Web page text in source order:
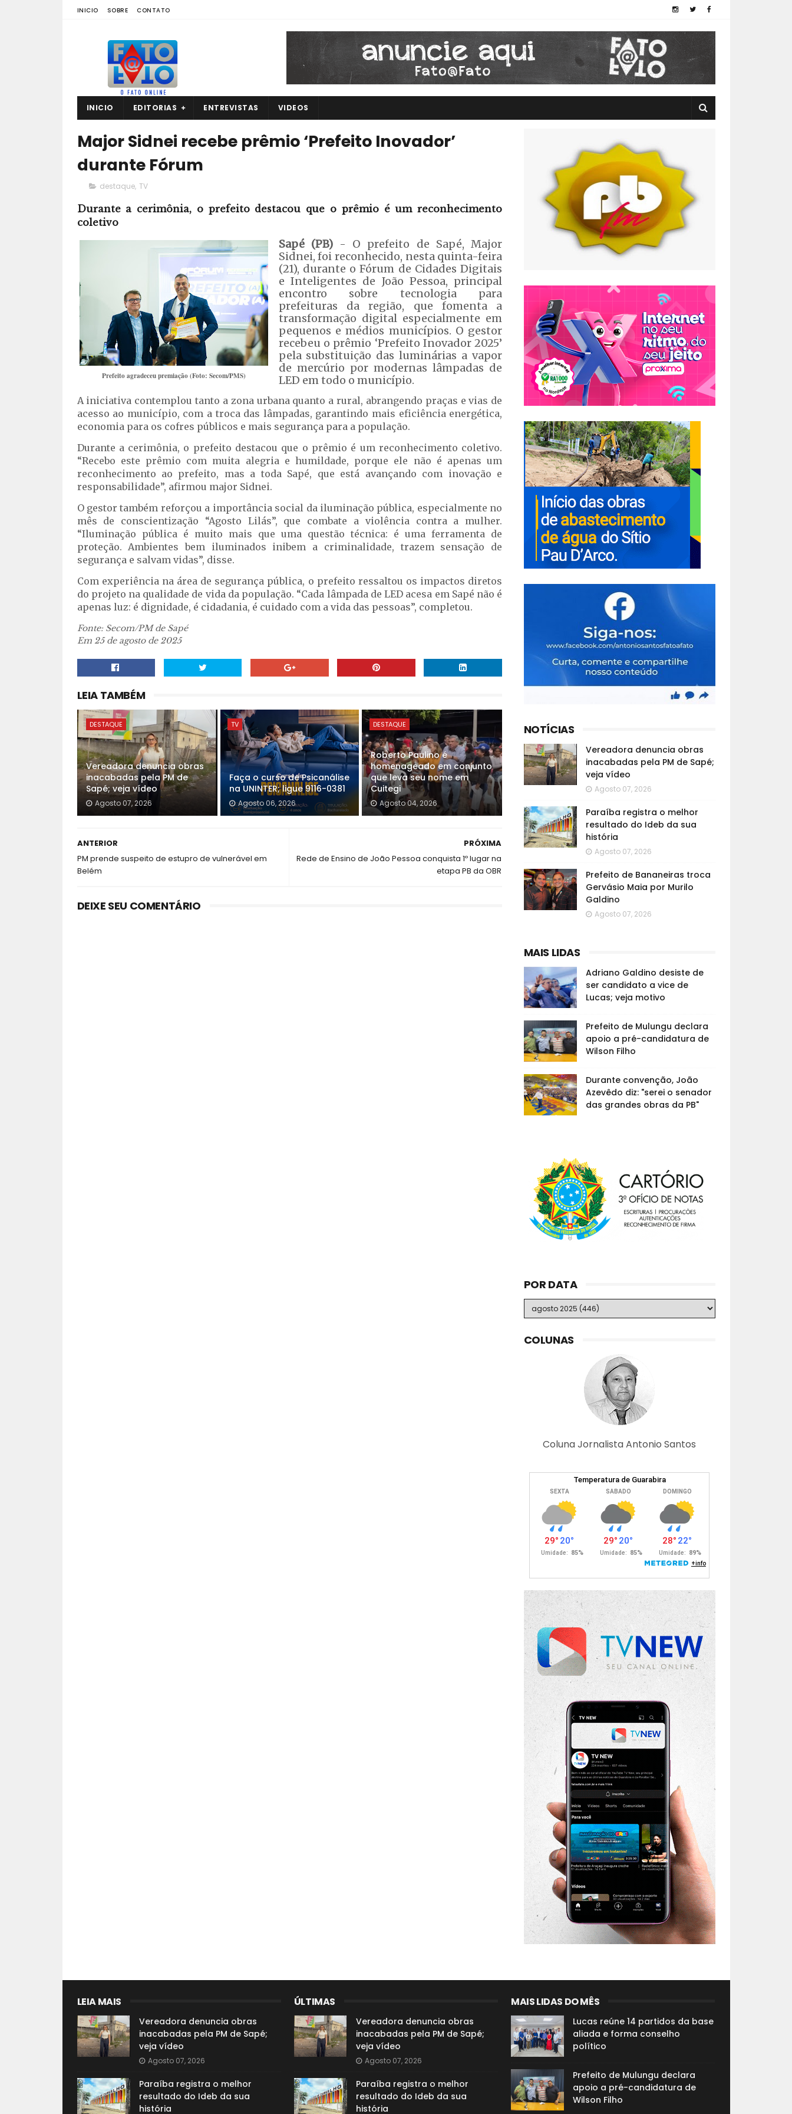
INICIO SOBRE CONTATO
INICIO EDITORIAS ENTREVISTAS VIDEOS
Major Sidnei recebe prêmio ‘Prefeito Inovador’
durante Fórum
destaque, TV
Durante a cerimônia, o prefeito destacou que o prêmio é um reconhecimento
coletivo
Prefeito agradeceu premiação (Foto: Secom/PMS)
Sapé (PB)- O prefeito de Sapé, Major
Sidnei, foi reconhecido, nesta quinta-feira
(21), durante o Fórum de Cidades Digitais
e Inteligentes de João Pessoa, principal
encontro sobre tecnologia para
prefeituras da região, que fomenta a
transformação digital especialmente em
pequenos e médios municípios. O gestor
recebeu o prêmio ‘Prefeito Inovador 2025’
pela substituição das luminárias a vapor
de mercúrio por modernas lâmpadas de
LED em todo o município.
A iniciativa contemplou tanto a zona urbana quanto a rural, abrangendo praças e vias de
acesso ao município, com a troca das lâmpadas, garantindo mais eficiência energética,
economia para os cofres públicos e mais segurança para a população.
Durante a cerimônia, o prefeito destacou que o prêmio é um reconhecimento coletivo.
“Recebo este prêmio com muita alegria e humildade, porque ele não é apenas um
reconhecimento ao prefeito, mas a toda Sapé, que está avançando com inovação e
responsabilidade”, afirmou major Sidnei.
O gestor também reforçou a importância social da iluminação pública, especialmente no
mês de conscientização “Agosto Lilás”, que combate a violência contra a mulher.
“Iluminação pública é muito mais que uma questão técnica: é uma ferramenta de
proteção. Ambientes bem iluminados inibem a criminalidade, trazem sensação de
segurança e salvam vidas”, disse.
Com experiência na área de segurança pública, o prefeito ressaltou os impactos diretos
do projeto na qualidade de vida da população. “Cada lâmpada de LED acesa em Sapé não é
apenas luz: é dignidade, é cidadania, é cuidado com a vida das pessoas”, completou.
Fonte: Secom/PM de Sapé
Em 25 de agosto de 2025
LEIA TAMBÉM
DESTAQUE
Vereadora denuncia obras
inacabadas pela PM de
Sapé; veja vídeo
Agosto 07, 2026
TV
Faça o curso de Psicanálise
na UNINTER; ligue 9116-0381
Agosto 06, 2026
DESTAQUE
Roberto Paulino é
homenageado em conjunto
que leva seu nome em
Cuitegi
Agosto 04, 2026
PRÓXIMA
Rede de Ensino de João Pessoa conquista 1º lugar na
etapa PB da OBR
ANTERIOR
PM prende suspeito de estupro de vulnerável em
Belém
DEIXE SEU COMENTÁRIO
NOTÍCIAS
Vereadora denuncia obras
inacabadas pela PM de Sapé;
veja vídeo
Agosto 07, 2026
Paraíba registra o melhor
resultado do Ideb da sua
história
Agosto 07, 2026
Prefeito de Bananeiras troca
Gervásio Maia por Murilo
Galdino
Agosto 07, 2026
MAIS LIDAS
Adriano Galdino desiste de
ser candidato a vice de
Lucas; veja motivo
Prefeito de Mulungu declara
apoio a pré-candidatura de
Wilson Filho
Durante convenção, João
Azevêdo diz: "serei o senador
das grandes obras da PB"
POR DATA
COLUNAS
Coluna Jornalista Antonio Santos
LEIA MAIS
Vereadora denuncia obras
inacabadas pela PM de Sapé;
veja vídeo
Agosto 07, 2026
Paraíba registra o melhor
resultado do Ideb da sua
história
ÚLTIMAS
Vereadora denuncia obras
inacabadas pela PM de Sapé;
veja vídeo
Agosto 07, 2026
Paraíba registra o melhor
resultado do Ideb da sua
história
MAIS LIDAS DO MÊS
Lucas reúne 14 partidos da base
aliada e forma conselho
político
Prefeito de Mulungu declara
apoio a pré-candidatura de
Wilson Filho